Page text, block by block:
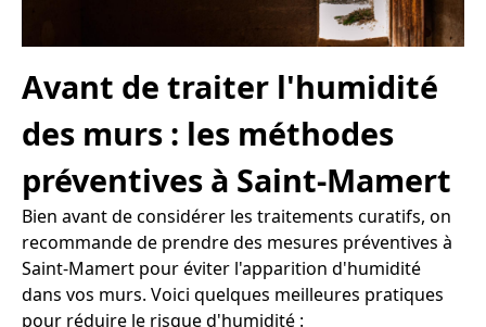
Avant de traiter l'humidité
des murs : les méthodes
préventives à Saint-Mamert
Bien avant de considérer les traitements curatifs, on
recommande de prendre des mesures préventives à
Saint-Mamert pour éviter l'apparition d'humidité
dans vos murs. Voici quelques meilleures pratiques
pour réduire le risque d'humidité :